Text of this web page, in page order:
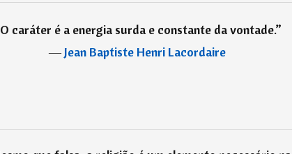
O caráter é a energia surda e constante da vontade.”
―Jean Baptiste Henri Lacordaire